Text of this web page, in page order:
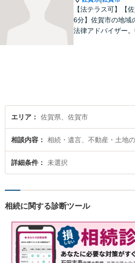
【法テラス可】【
6分】佐賀市の地域
法律アドバイザー。
エリア 佐賀県、佐賀市
相談内容 相続・遺言、不動産・土地
詳細条件 未選択
相続に関する診断ツール